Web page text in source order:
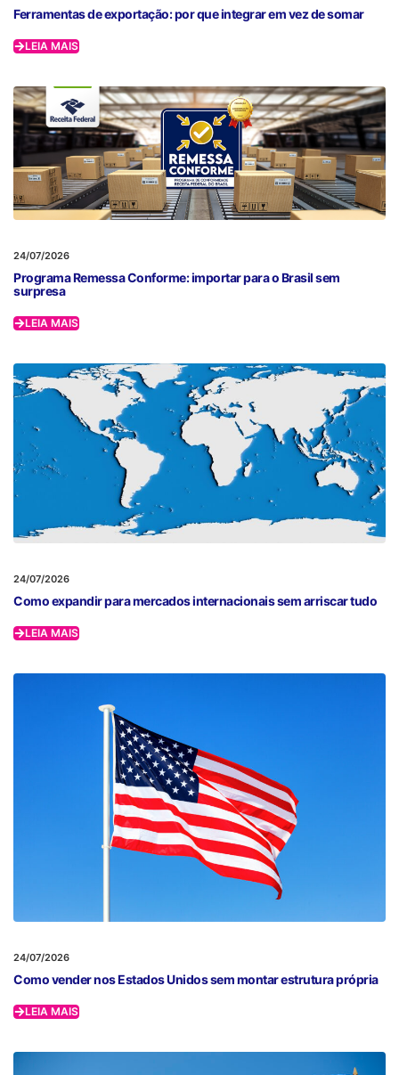
Ferramentas de exportação: por que integrar em vez de somar
LEIA MAIS
24/07/2026
Programa Remessa Conforme: importar para o Brasil sem
surpresa
LEIA MAIS
24/07/2026
Como expandir para mercados internacionais sem arriscar tudo
LEIA MAIS
24/07/2026
Como vender nos Estados Unidos sem montar estrutura própria
LEIA MAIS